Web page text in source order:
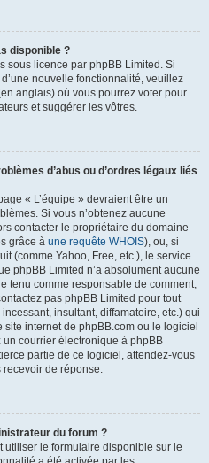
disponible ?
sous licence par phpBB Limited. Si
nouvelle fonctionnalité, veuillez
anglais) où vous pourrez voter pour
et suggérer les vôtres.
d’abus ou d’ordres légaux liés
« L’équipe » devraient être un
Si vous n’obtenez aucune
contacter le propriétaire du domaine
grâce à une requête WHOIS), ou, si
(comme Yahoo, Free, etc.), le service
phpBB Limited n’a absolument aucune
tenu comme responsable de comment,
pas phpBB Limited pour tout
insultant, diffamatoire, etc.) qui
internet de phpBB.com ou le logiciel
courrier électronique à phpBB
partie de ce logiciel, attendez-vous
de réponse.
du forum ?
utiliser le formulaire disponible sur le